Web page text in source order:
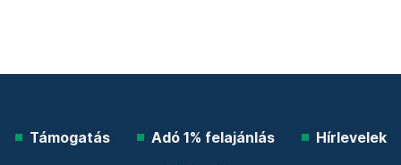
Támogatás Adó 1% felajánlás Hírlevelek